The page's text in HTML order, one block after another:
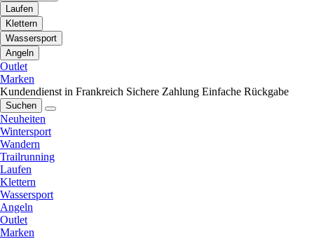
Laufen
Klettern
Wassersport
Angeln
Outlet
Marken
Kundendienst in Frankreich Sichere Zahlung Einfache Rückgabe
Suchen
Neuheiten
Wintersport
Wandern
Trailrunning
Laufen
Klettern
Wassersport
Angeln
Outlet
Marken